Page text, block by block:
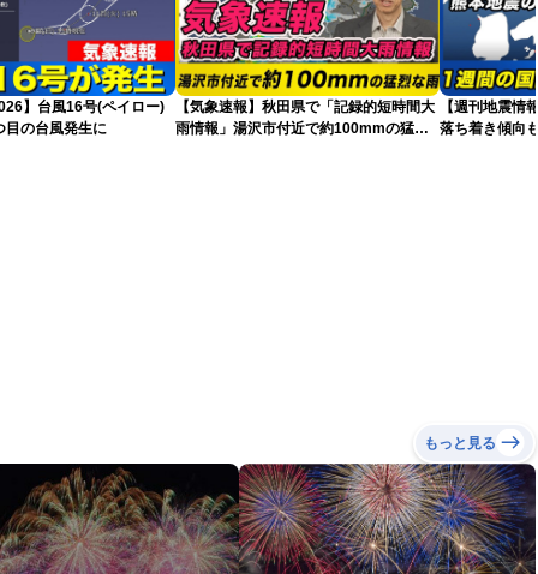
】台風16号(ペイロー)
の台風発生に
【気象速報】秋田県で「記録的短時間大
雨情報」湯沢市付近で約100mmの猛烈
【週刊地震情
落ち着き傾向
もっと見る